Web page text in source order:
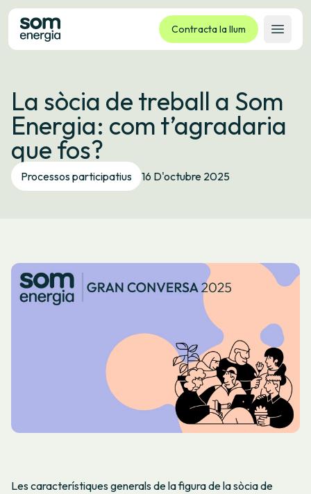
Contracta la llum
Obrir
Tarifes
Serveis
Empreses
La cooperativa
Contacte
La sòcia de treball a Som
Energia: com t’agradaria
que fos?
Processos participatius 16 D'octubre 2025
Les característiques generals de la figura de la sòcia de